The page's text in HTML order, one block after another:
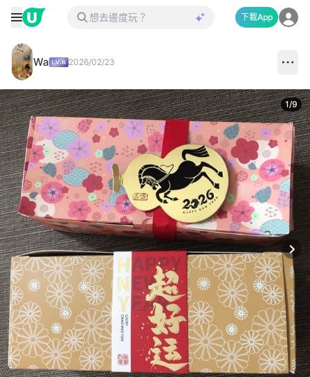
下載App
Wa 2026/02/23
1/9